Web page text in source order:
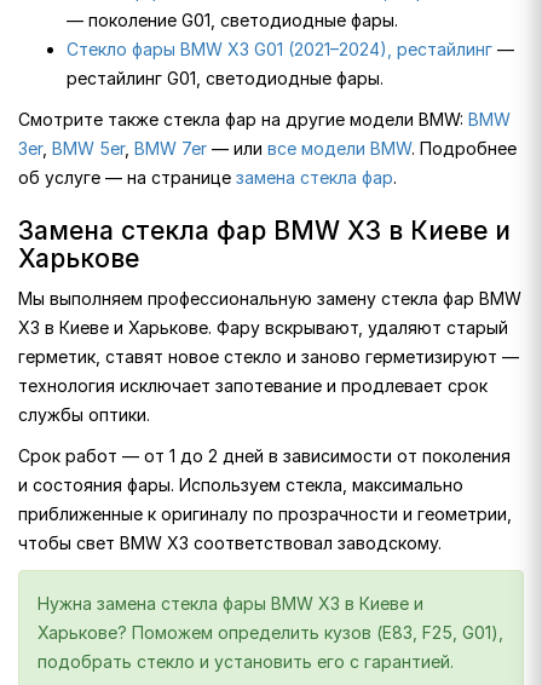
— поколение G01, светодиодные фары.
Стекло фары BMW X3 G01 (2021–2024), рестайлинг —
рестайлинг G01, светодиодные фары.
Смотрите также стекла фар на другие модели BMW: BMW
3er, BMW 5er, BMW 7er — или все модели BMW. Подробнее
об услуге — на странице замена стекла фар.
Замена стекла фар BMW X3 в Киеве и
Харькове
Мы выполняем профессиональную замену стекла фар BMW
X3 в Киеве и Харькове. Фару вскрывают, удаляют старый
герметик, ставят новое стекло и заново герметизируют —
технология исключает запотевание и продлевает срок
службы оптики.
Срок работ — от 1 до 2 дней в зависимости от поколения
и состояния фары. Используем стекла, максимально
приближенные к оригиналу по прозрачности и геометрии,
чтобы свет BMW X3 соответствовал заводскому.
Нужна замена стекла фары BMW X3 в Киеве и
Харькове? Поможем определить кузов (E83, F25, G01),
подобрать стекло и установить его с гарантией.